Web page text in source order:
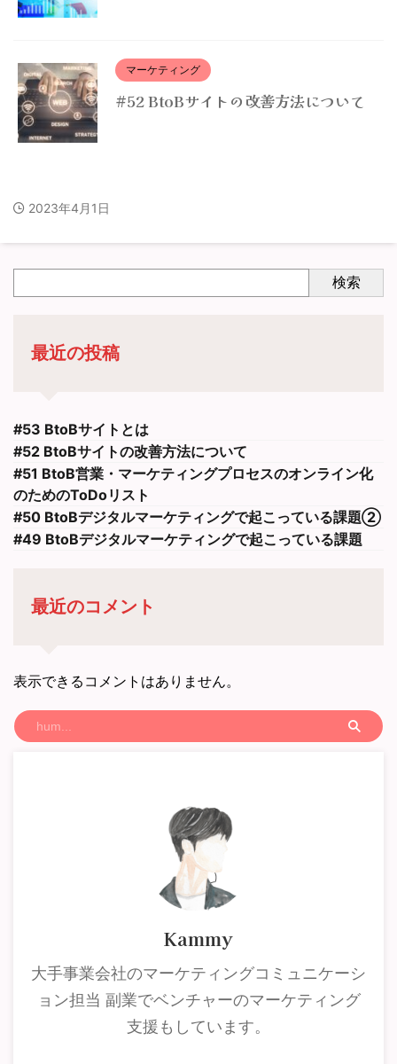
マーケティング
#52 BtoBサイトの改善方法について
2023年4月1日
検索
最近の投稿
#53 BtoBサイトとは
#52 BtoBサイトの改善方法について
#51 BtoB営業・マーケティングプロセスのオンライン化
のためのToDoリスト
#50 BtoBデジタルマーケティングで起こっている課題②
#49 BtoBデジタルマーケティングで起こっている課題
最近のコメント
表示できるコメントはありません。
Kammy
大手事業会社のマーケティングコミュニケーシ
ョン担当 副業でベンチャーのマーケティング
支援もしています。